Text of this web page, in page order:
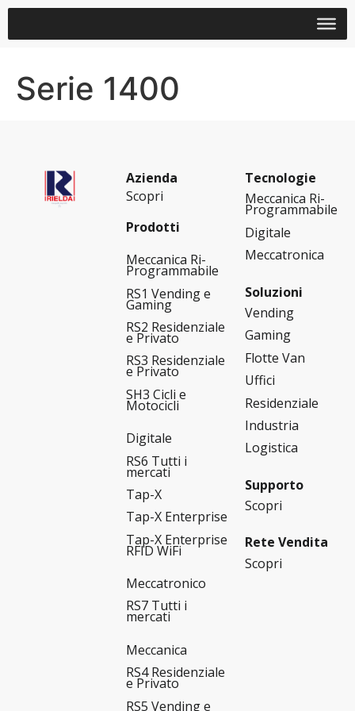
Serie 1400
Azienda
Scopri
Prodotti
Meccanica Ri-
Programmabile
RS1 Vending e
Gaming
RS2 Residenziale
e Privato
RS3 Residenziale
e Privato
SH3 Cicli e
Motocicli
Digitale
RS6 Tutti i
mercati
Tap-X
Tap-X Enterprise
Tap-X Enterprise
RFID WiFi
Meccatronico
RS7 Tutti i
mercati
Meccanica
RS4 Residenziale
e Privato
RS5 Vending e
Tecnologie
Meccanica Ri-
Programmabile
Digitale
Meccatronica
Soluzioni
Vending
Gaming
Flotte Van
Uffici
Residenziale
Industria
Logistica
Supporto
Scopri
Rete Vendita
Scopri